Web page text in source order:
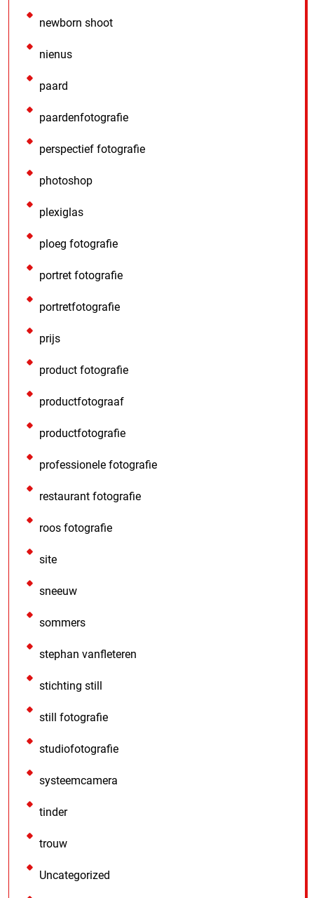
newborn shoot
nienus
paard
paardenfotografie
perspectief fotografie
photoshop
plexiglas
ploeg fotografie
portret fotografie
portretfotografie
prijs
product fotografie
productfotograaf
productfotografie
professionele fotografie
restaurant fotografie
roos fotografie
site
sneeuw
sommers
stephan vanfleteren
stichting still
still fotografie
studiofotografie
systeemcamera
tinder
trouw
Uncategorized